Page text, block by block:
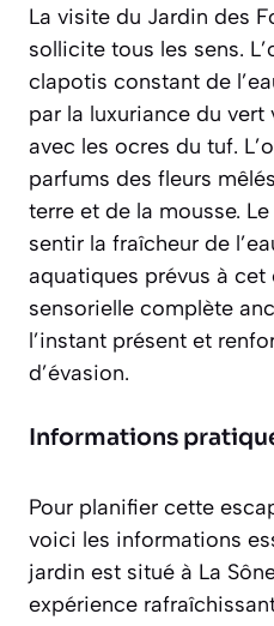
La visite du Jardin des
sollicite tous les sens.
clapotis constant de
par la luxuriance du
avec les ocres du tuf.
parfums des fleurs
terre et de la mousse.
sentir la fraîcheur de
aquatiques prévus à
sensorielle complète
l’instant présent et
d’évasion.
Informations
Pour planifier cette
voici les informations
jardin est situé à La
expérience